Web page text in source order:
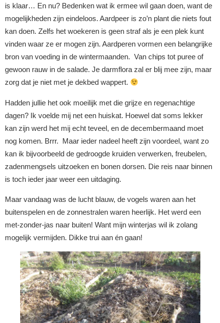
is klaar… En nu? Bedenken wat ik ermee wil gaan doen, want de
mogelijkheden zijn eindeloos. Aardpeer is zo’n plant die niets fout
kan doen. Zelfs het woekeren is geen straf als je een plek kunt
vinden waar ze er mogen zijn. Aardperen vormen een belangrijke
bron van voeding in de wintermaanden. Van chips tot puree of
gewoon rauw in de salade. Je darmflora zal er blij mee zijn, maar
zorg dat je niet met je dekbed wappert.
Hadden jullie het ook moeilijk met die grijze en regenachtige
dagen? Ik voelde mij net een huiskat. Hoewel dat soms lekker
kan zijn werd het mij echt teveel, en de decembermaand moet
nog komen. Brrr. Maar ieder nadeel heeft zijn voordeel, want zo
kan ik bijvoorbeeld de gedroogde kruiden verwerken, freubelen,
zadenmengsels uitzoeken en bonen dorsen. Die reis naar binnen
is toch ieder jaar weer een uitdaging.
Maar vandaag was de lucht blauw, de vogels waren aan het
buitenspelen en de zonnestralen waren heerlijk. Het werd een
met-zonder-jas naar buiten! Want mijn winterjas wil ik zolang
mogelijk vermijden. Dikke trui aan én gaan!